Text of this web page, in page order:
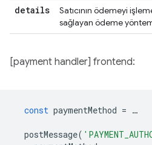
details
Satıcının ödemeyi
sağlayan ödeme
[payment handler] frontend:
const paymentMethod = …
postMessage(